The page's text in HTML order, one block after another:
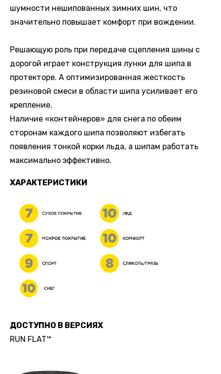
шумности нешипованных зимних шин, что
значительно повышает комфорт при вождении.
Решающую роль при передаче сцепления шины с
дорогой играет конструкция лунки для шипа в
протекторе. А оптимизированная жесткость
резиновой смеси в области шипа усиливает его
крепление.
Наличие «контейнеров» для снега по обеим
сторонам каждого шипа позволяют избегать
появления тонкой корки льда, а шипам работать
максимально эффективно.
ХАРАКТЕРИСТИКИ
ДОСТУПНО В ВЕРСИЯХ
RUN FLAT™